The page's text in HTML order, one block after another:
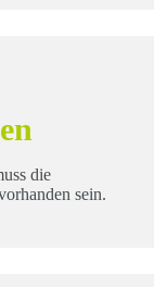
die
sein.